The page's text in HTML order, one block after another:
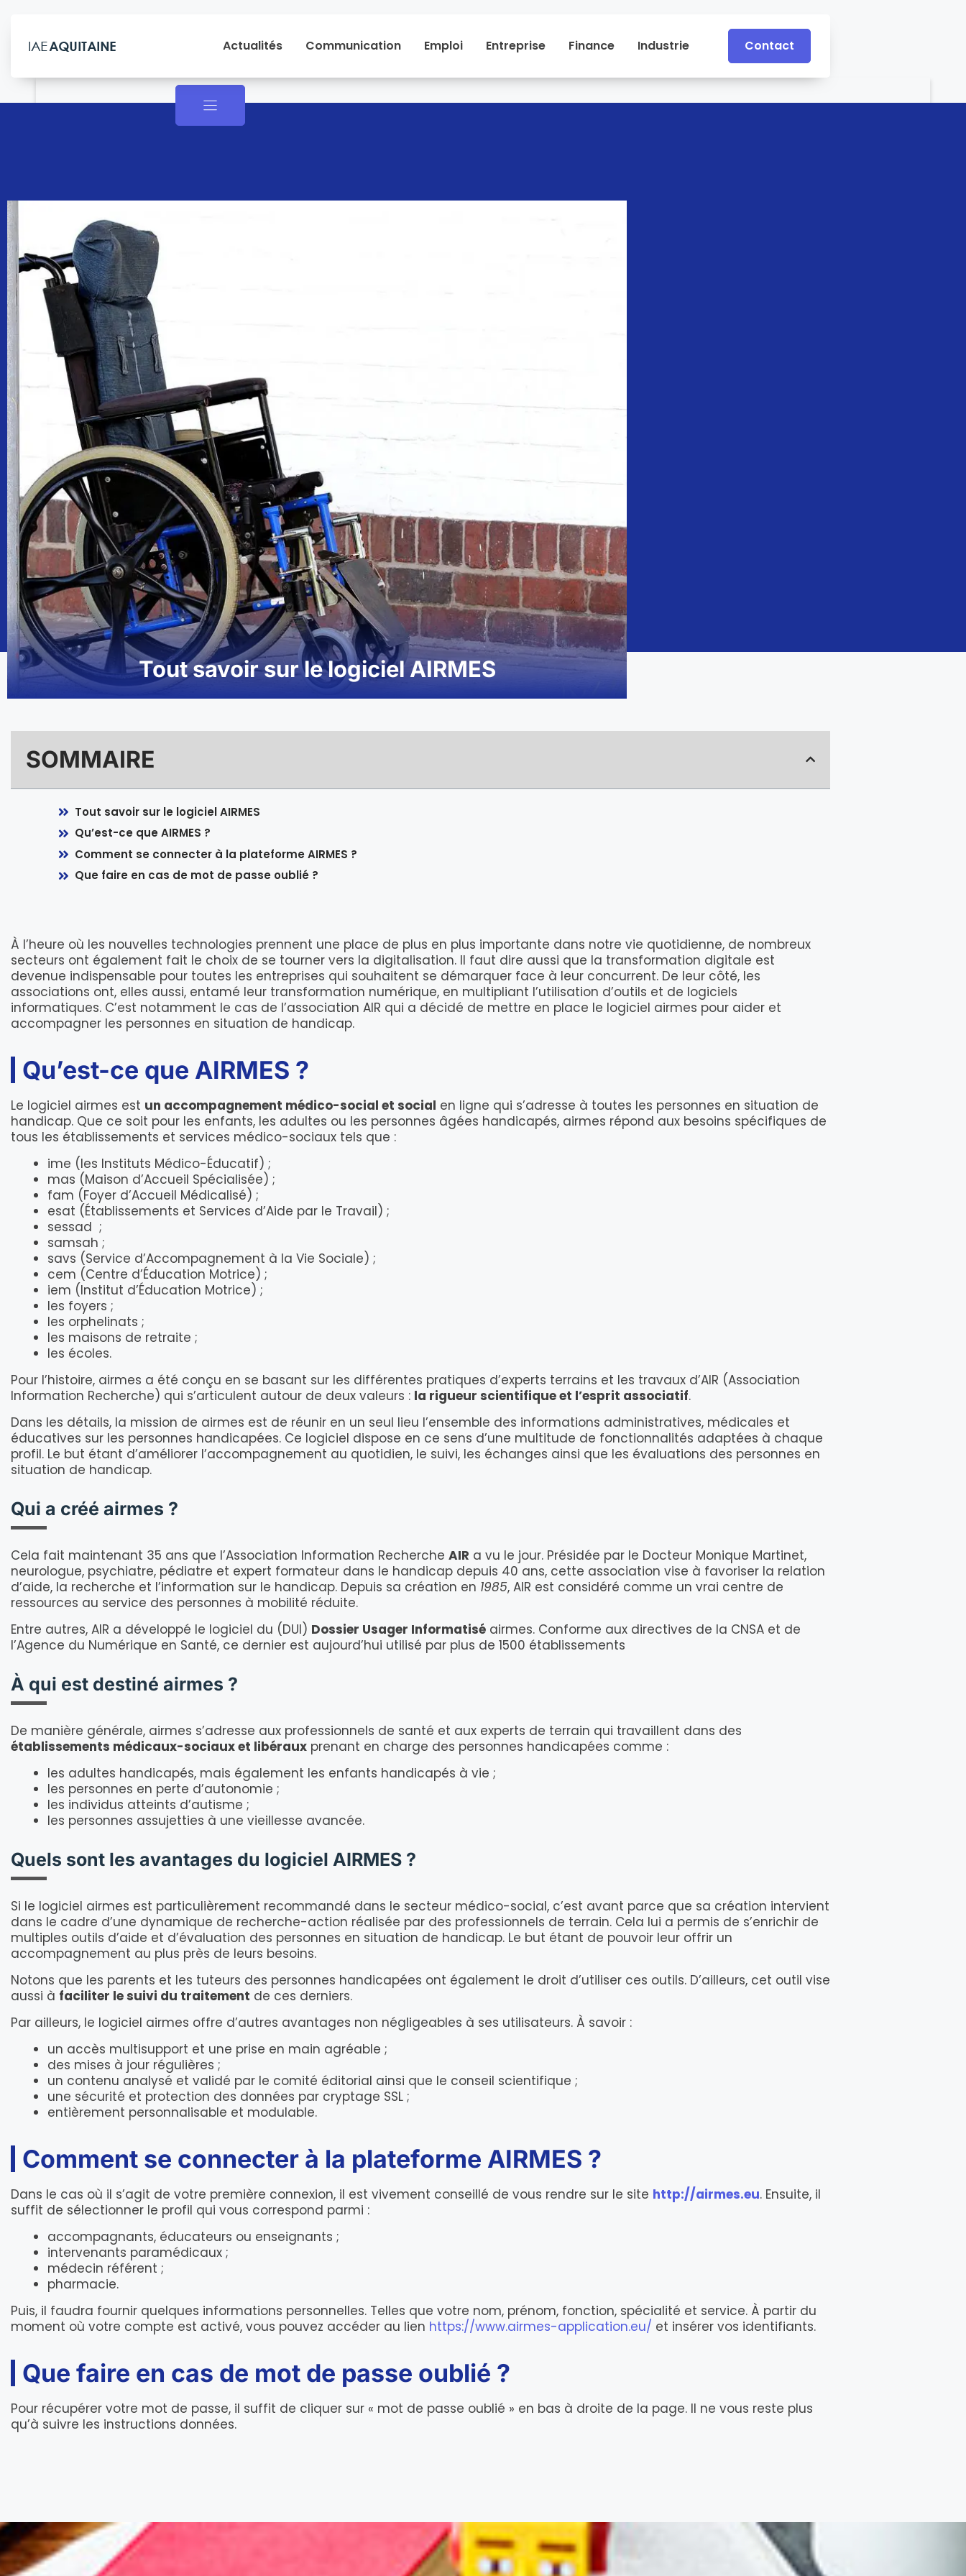
Actualités Communication Emploi Entreprise Finance Industrie Contact
Tout savoir sur le logiciel AIRMES
SOMMAIRE
Tout savoir sur le logiciel AIRMES
Qu’est-ce que AIRMES ?
Comment se connecter à la plateforme AIRMES ?
Que faire en cas de mot de passe oublié ?
À l’heure où les nouvelles technologies prennent une place de plus en plus importante dans notre vie quotidienne, de nombreux
secteurs ont également fait le choix de se tourner vers la digitalisation. Il faut dire aussi que la transformation digitale est
devenue indispensable pour toutes les entreprises qui souhaitent se démarquer face à leur concurrent. De leur côté, les
associations ont, elles aussi, entamé leur transformation numérique, en multipliant l’utilisation d’outils et de logiciels
informatiques. C’est notamment le cas de l’association AIR qui a décidé de mettre en place le logiciel airmes pour aider et
accompagner les personnes en situation de handicap.
Qu’est-ce que AIRMES ?
Le logiciel airmes est un accompagnement médico-social et social en ligne qui s’adresse à toutes les personnes en situation de
handicap. Que ce soit pour les enfants, les adultes ou les personnes âgées handicapés, airmes répond aux besoins spécifiques de
tous les établissements et services médico-sociaux tels que :
ime (les Instituts Médico-Éducatif) ;
mas (Maison d’Accueil Spécialisée) ;
fam (Foyer d’Accueil Médicalisé) ;
esat (Établissements et Services d’Aide par le Travail) ;
sessad ;
samsah ;
savs (Service d’Accompagnement à la Vie Sociale) ;
cem (Centre d’Éducation Motrice) ;
iem (Institut d’Éducation Motrice) ;
les foyers ;
les orphelinats ;
les maisons de retraite ;
les écoles.
Pour l’histoire, airmes a été conçu en se basant sur les différentes pratiques d’experts terrains et les travaux d’AIR (Association
Information Recherche) qui s’articulent autour de deux valeurs : la rigueur scientifique et l’esprit associatif.
Dans les détails, la mission de airmes est de réunir en un seul lieu l’ensemble des informations administratives, médicales et
éducatives sur les personnes handicapées. Ce logiciel dispose en ce sens d’une multitude de fonctionnalités adaptées à chaque
profil. Le but étant d’améliorer l’accompagnement au quotidien, le suivi, les échanges ainsi que les évaluations des personnes en
situation de handicap.
Qui a créé airmes ?
Cela fait maintenant 35 ans que l’Association Information Recherche AIR a vu le jour. Présidée par le Docteur Monique Martinet,
neurologue, psychiatre, pédiatre et expert formateur dans le handicap depuis 40 ans, cette association vise à favoriser la relation
d’aide, la recherche et l’information sur le handicap. Depuis sa création en 1985, AIR est considéré comme un vrai centre de
ressources au service des personnes à mobilité réduite.
Entre autres, AIR a développé le logiciel du (DUI) Dossier Usager Informatisé airmes. Conforme aux directives de la CNSA et de
l’Agence du Numérique en Santé, ce dernier est aujourd’hui utilisé par plus de 1500 établissements
À qui est destiné airmes ?
De manière générale, airmes s’adresse aux professionnels de santé et aux experts de terrain qui travaillent dans des
établissements médicaux-sociaux et libéraux prenant en charge des personnes handicapées comme :
les adultes handicapés, mais également les enfants handicapés à vie ;
les personnes en perte d’autonomie ;
les individus atteints d’autisme ;
les personnes assujetties à une vieillesse avancée.
Quels sont les avantages du logiciel AIRMES ?
Si le logiciel airmes est particulièrement recommandé dans le secteur médico-social, c’est avant parce que sa création intervient
dans le cadre d’une dynamique de recherche-action réalisée par des professionnels de terrain. Cela lui a permis de s’enrichir de
multiples outils d’aide et d’évaluation des personnes en situation de handicap. Le but étant de pouvoir leur offrir un
accompagnement au plus près de leurs besoins.
Notons que les parents et les tuteurs des personnes handicapées ont également le droit d’utiliser ces outils. D’ailleurs, cet outil vise
aussi à faciliter le suivi du traitement de ces derniers.
Par ailleurs, le logiciel airmes offre d’autres avantages non négligeables à ses utilisateurs. À savoir :
un accès multisupport et une prise en main agréable ;
des mises à jour régulières ;
un contenu analysé et validé par le comité éditorial ainsi que le conseil scientifique ;
une sécurité et protection des données par cryptage SSL ;
entièrement personnalisable et modulable.
Comment se connecter à la plateforme AIRMES ?
Dans le cas où il s’agit de votre première connexion, il est vivement conseillé de vous rendre sur le site http://airmes.eu. Ensuite, il
suffit de sélectionner le profil qui vous correspond parmi :
accompagnants, éducateurs ou enseignants ;
intervenants paramédicaux ;
médecin référent ;
pharmacie.
Puis, il faudra fournir quelques informations personnelles. Telles que votre nom, prénom, fonction, spécialité et service. À partir du
moment où votre compte est activé, vous pouvez accéder au lien https://www.airmes-application.eu/ et insérer vos identifiants.
Que faire en cas de mot de passe oublié ?
Pour récupérer votre mot de passe, il suffit de cliquer sur « mot de passe oublié » en bas à droite de la page. Il ne vous reste plus
qu’à suivre les instructions données.